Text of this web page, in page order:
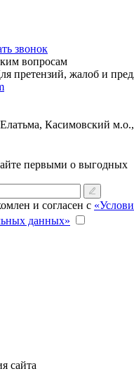
звонок
вопросам
претензий, жалоб и
Касимовский м.о.,
первыми о выгодных
и согласен с
данных»
сайта